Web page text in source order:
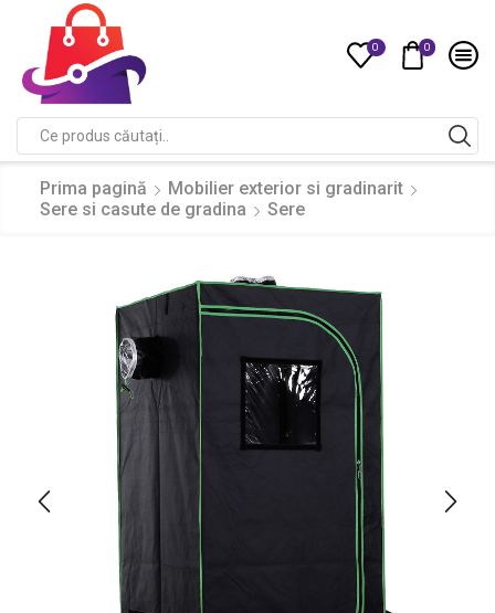
0 0
input
Prima pagină
Mobilier exterior si gradinarit
Sere si casute de gradina
Sere